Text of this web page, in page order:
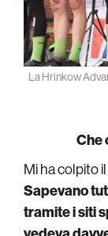
La Hrinkow
Che
Mi ha colpito
Sapevano
tramite i siti